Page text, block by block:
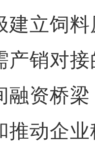
建立饲
产销对
融资桥
推动企
新疆阿克苏